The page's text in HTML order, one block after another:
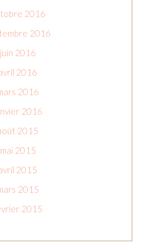
2016
2016
juin 2016
2016
2016
2016
2015
mai 2015
2015
2015
2015